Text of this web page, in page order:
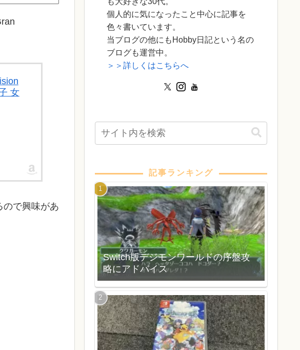
女
ので興味があ
個人的に気になったこと中心に記事を
色々書いています。
当ブログの他にもHobby日記という名の
ブログも運営中。
＞＞詳しくはこちらへ
記事ランキング
Switch版デジモンワールドの序盤攻
略にアドバイス